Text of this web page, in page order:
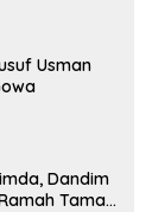
Usman
Dandim
Tamah